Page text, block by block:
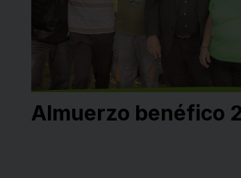
Almuerzo benéfico